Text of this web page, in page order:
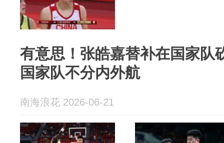
有意思！张皓嘉替补在国家队
国家队不分内外航
南海浪花 2026-06-21